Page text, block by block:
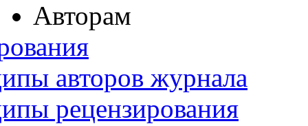
Авторам
авторов журнала
рецензирования